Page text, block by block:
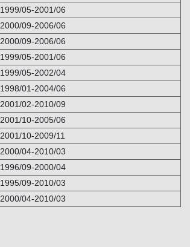
1999/05-2001/06
2000/09-2006/06
2000/09-2006/06
1999/05-2001/06
1999/05-2002/04
1998/01-2004/06
2001/02-2010/09
2001/10-2005/06
2001/10-2009/11
2000/04-2010/03
1996/09-2000/04
1995/09-2010/03
2000/04-2010/03